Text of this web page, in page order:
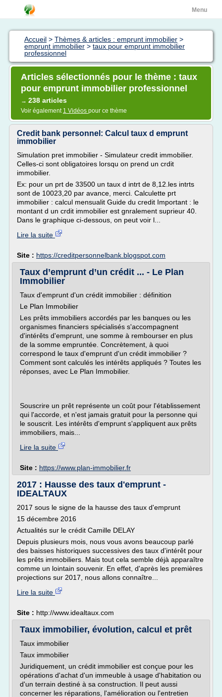
Menu
Accueil > Thèmes & articles : emprunt immobilier >
emprunt immobilier > taux pour emprunt immobilier
professionnel
Articles sélectionnés pour le thème : taux
pour emprunt immobilier professionnel
→ 238 articles
Voir également 1 Vidéos pour ce thème
Credit bank personnel: Calcul taux d emprunt
immobilier
Simulation pret immobilier - Simulateur credit immobilier.
Celles-ci sont obligatoires lorsqu on prend un crdit
immobilier.
Ex: pour un prt de 33500 un taux d intrt de 8,12.les intrts
sont de 10023,20 par avance, merci. Calculette prt
immobilier : calcul mensualit Guide du credit Important : le
montant d un crdit immobilier est gnralement suprieur 40.
Dans le graphique ci-dessous, on peut voir l...
Lire la suite
Site : https://creditpersonnelbank.blogspot.com
Taux d’emprunt d’un crédit ... - Le Plan
Immobilier
Taux d'emprunt d'un crédit immobilier : définition
Le Plan Immobilier
Les prêts immobiliers accordés par les banques ou les
organismes financiers spécialisés s'accompagnent
d'intérêts d'emprunt, une somme à rembourser en plus
de la somme empruntée. Concrètement, à quoi
correspond le taux d'emprunt d'un crédit immobilier ?
Comment sont calculés les intérêts appliqués ? Toutes les
réponses, avec Le Plan Immobilier.
Souscrire un prêt représente un coût pour l'établissement
qui l'accorde, et n'est jamais gratuit pour la personne qui
le souscrit. Les intérêts d'emprunt s'appliquent aux prêts
immobiliers, mais...
Lire la suite
Site : https://www.plan-immobilier.fr
2017 : Hausse des taux d'emprunt -
IDEALTAUX
2017 sous le signe de la hausse des taux d'emprunt
15 décembre 2016
Actualités sur le crédit Camille DELAY
Depuis plusieurs mois, nous vous avons beaucoup parlé
des baisses historiques successives des taux d'intérêt pour
les prêts immobiliers. Mais tout cela semble déjà apparaître
comme un lointain souvenir. En effet, d'après les premières
projections sur 2017, nous allons connaître...
Lire la suite
Site : http://www.idealtaux.com
Taux immobilier, évolution, calcul et prêt
Taux immobilier
Taux immobilier
Juridiquement, un crédit immobilier est conçue pour les
opérations d'achat d'un immeuble à usage d'habitation ou
d'un terrain destiné à sa construction. Il peut aussi
concerner les réparations, l'amélioration ou l'entretien